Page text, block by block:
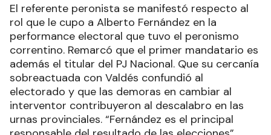
El referente peronista se manifestó respecto al
rol que le cupo a Alberto Fernández en la
performance electoral que tuvo el peronismo
correntino. Remarcó que el primer mandatario es
además el titular del PJ Nacional. Que su cercanía
sobreactuada con Valdés confundió al
electorado y que las demoras en cambiar al
interventor contribuyeron al descalabro en las
urnas provinciales. “Fernández es el principal